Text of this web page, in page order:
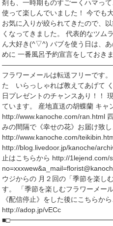
剤も、一時期ものすごーくハマっ
使って楽しんでいました！ 今でも
お気に入りが絞られてきたので、
くなってきました。 代表的なツム
ん大好き(^▽^) バブを使う日は、
めに 一番風呂予約宣言をしておきま
フラワーメールは転送フリーです
た いらっしゃれば教えてあげて
日プレゼントのチャンスあり！！
ています。 産地直送の胡蝶蘭 キャ
http://www.kanoche.com/ran.html
みの間隔で《幸せの花》お届け致し
http://www.kanoche.com/
http://blog.livedoor.jp/kanoche/
止はこちらから http://1lejend.com/
ウジからの 月２回の「季節を楽し
す。 「季節を楽しむフラワーメー
《配信停止》をした後にこちらから
http://adop.jp/vECc